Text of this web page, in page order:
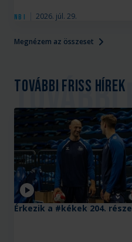
Megnézem az összeset
NB I 2026. júl. 29.
További friss hírek
Videó
Érkezik a #kékek 204. része